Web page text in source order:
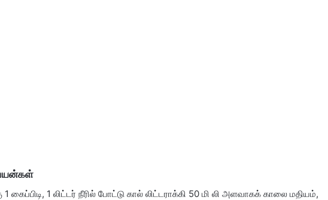
பயன்கள்
1 கைப்பிடி, 1 லிட்டர் நீரில் போட்டு கால் லிட்டராக்கி 50 மி லி அளவாகக் காலை மதியம்,